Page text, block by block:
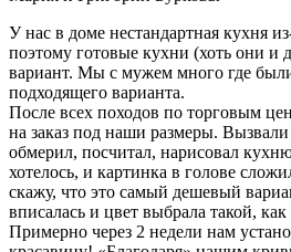
У нас в доме нестандартная кухня
поэтому готовые кухни (хоть они
вариант. Мы с мужем много где
подходящего варианта.
После всех походов по торговым
на заказ под наши размеры.
обмерил, посчитал, нарисовал
хотелось, и картинка в голове
скажу, что это самый дешевый
вписалась и цвет выбрала такой,
Примерно через 2 недели нам